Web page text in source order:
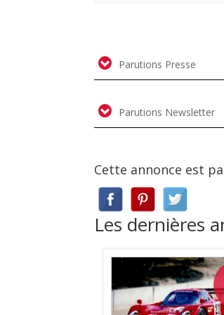
Parutions Presse
Parutions Newsletter
Cette annonce est
Les dernières